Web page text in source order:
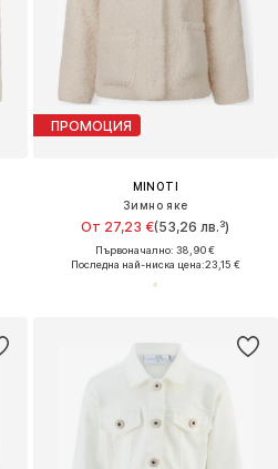
ПРОМОЦИЯ
MINOTI
Зимно яке
От 27,23 €(53,26 лв.³)
Първоначално: 38,90 €
Последна най-ниска цена:23,15 €